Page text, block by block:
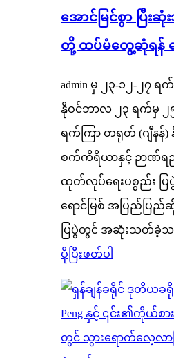
အောင်မြင်စွာ ပြီးဆုံး
တို့ ထပ်မံတွေ့ဆုံရန် မ
admin မှ ၂၃-၁၂-၂၇
နိုဝင်ဘာလ ၂၃ ရက်မှ
ရက်ကြာ တရုတ် (ဂျီနန်
စက်ကိရိယာနှင့် ဉာဏ်
ထုတ်လုပ်ရေးပစ္စည်း ပြ
ရောင်မြစ် အပြည်ပြည်
ပြပွဲတွင် အဆုံးသတ်ခဲ့
ပိုပြီးဖတ်ပါ